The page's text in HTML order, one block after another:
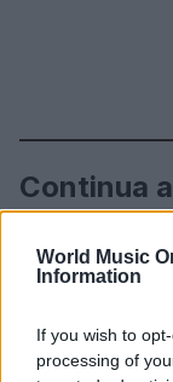
World Music
Information
If you wish to
processing of
Continua
NEWS